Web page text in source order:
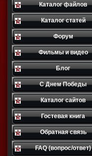
Каталог файлов
Каталог статей
Форум
Фильмы и видео
Блог
С Днем Победы
Каталог сайтов
Гостевая книга
Обратная связь
FAQ (вопрос/ответ)